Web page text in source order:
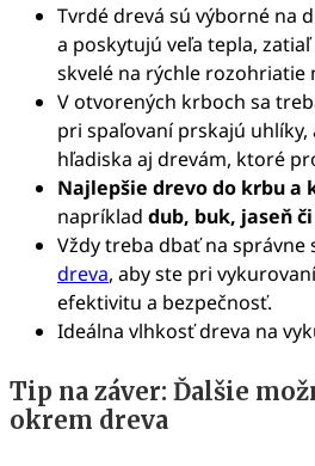
Tvrdé drevá sú výborné na
a poskytujú veľa tepla,
skvelé na rýchle rozohriatie
V otvorených krboch sa
pri spaľovaní prskajú
hľadiska aj drevám, ktoré
Najlepšie drevo do krbu a
napríklad dub, buk, jaseň
Vždy treba dbať na správne
dreva, aby ste pri
efektivitu a bezpečnosť.
Ideálna vlhkosť dreva na
Tip na záver: Ďalšie
okrem dreva